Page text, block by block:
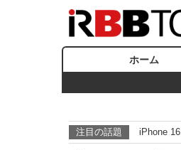
ホーム
注目の話題 iPhone 16